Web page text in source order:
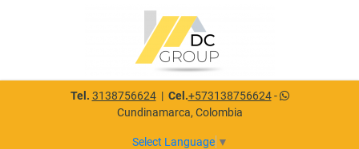
Tel. 3138756624| Cel.+573138756624-
Cundinamarca, Colombia
Select Language ▼